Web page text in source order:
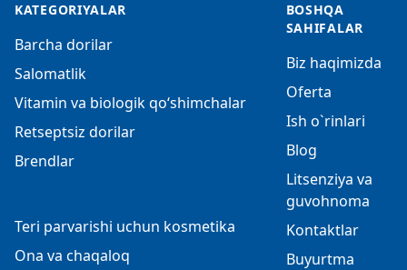
KATEGORIYALAR
Barcha dorilar
Salomatlik
Vitamin va biologik qo‘shimchalar
Retseptsiz dorilar
Brendlar
Teri parvarishi uchun kosmetika
Ona va chaqaloq
BOSHQA
SAHIFALAR
Biz haqimizda
Oferta
Ish o`rinlari
Blog
Litsenziya va
guvohnoma
Kontaktlar
Buyurtma